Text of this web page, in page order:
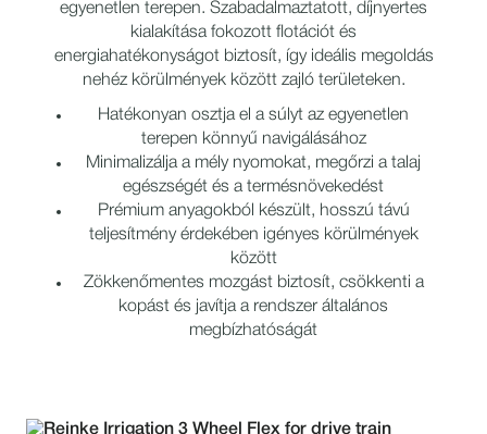
egyenetlen terepen. Szabadalmaztatott, díjnyertes
kialakítása fokozott flotációt és
energiahatékonyságot biztosít, így ideális megoldás
nehéz körülmények között zajló területeken.
Hatékonyan osztja el a súlyt az egyenetlen
terepen könnyű navigálásához
Minimalizálja a mély nyomokat, megőrzi a talaj
egészségét és a termésnövekedést
Prémium anyagokból készült, hosszú távú
teljesítmény érdekében igényes körülmények
között
Zökkenőmentes mozgást biztosít, csökkenti a
kopást és javítja a rendszer általános
megbízhatóságát